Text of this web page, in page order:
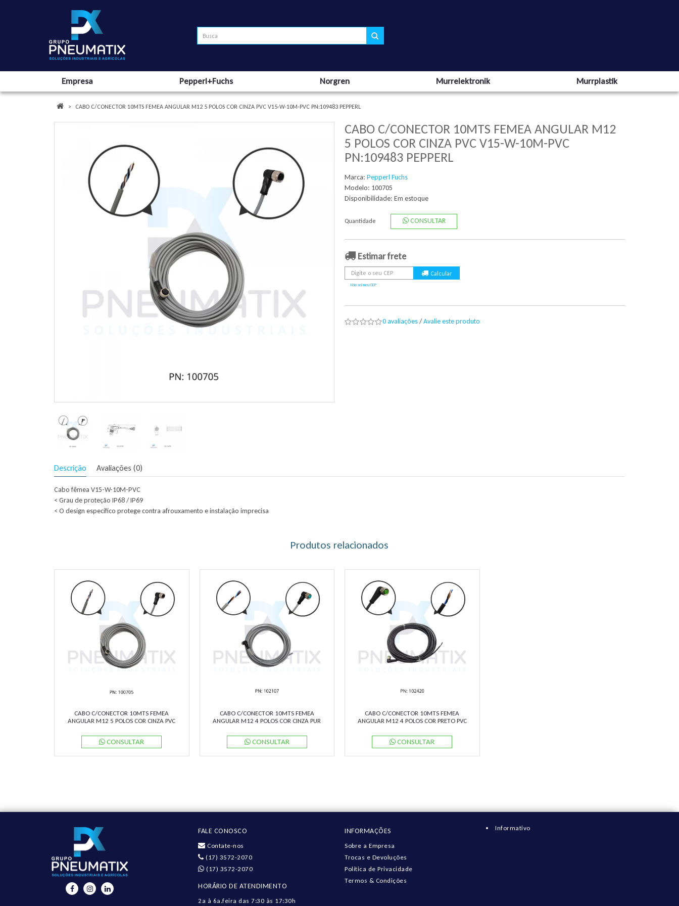
Empresa Pepperl+Fuchs Norgren Murrelektronik Murrplastik
CABO C/CONECTOR 10MTS FEMEA ANGULAR M12 5 POLOS COR CINZA PVC V15-W-10M-PVC PN:109483 PEPPERL
CABO C/CONECTOR 10MTS FEMEA ANGULAR M12
5 POLOS COR CINZA PVC V15-W-10M-PVC
PN:109483 PEPPERL
Marca: Pepperl Fuchs
Modelo: 100705
Disponibilidade: Em estoque
Quantidade CONSULTAR
Estimar frete
Não sei meu CEP
0 avaliações/Avalie este produto
Descrição Avaliações (0)
Cabo fêmea V15-W-10M-PVC
< Grau de proteção IP68 / IP69
< O design específico protege contra afrouxamento e instalação imprecisa
Produtos relacionados
CABO C/CONECTOR 10MTS FEMEA
ANGULAR M12 5 POLOS COR CINZA PVC
CONSULTAR
CABO C/CONECTOR 10MTS FEMEA
ANGULAR M12 4 POLOS COR CINZA PUR
CONSULTAR
CABO C/CONECTOR 10MTS FEMEA
ANGULAR M12 4 POLOS COR PRETO PVC
CONSULTAR
FALE CONOSCO
Contate-nos
(17) 3572-2070
(17) 3572-2070
HORÁRIO DE ATENDIMENTO
2a à 6a.feira das 7:30 às 17:30h
INFORMAÇÕES
Sobre a Empresa
Trocas e Devoluções
Política de Privacidade
Termos & Condições
Informativo